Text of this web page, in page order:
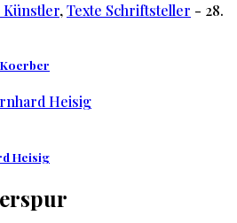
Künstler,Texte Schriftsteller - 28.
Heisig